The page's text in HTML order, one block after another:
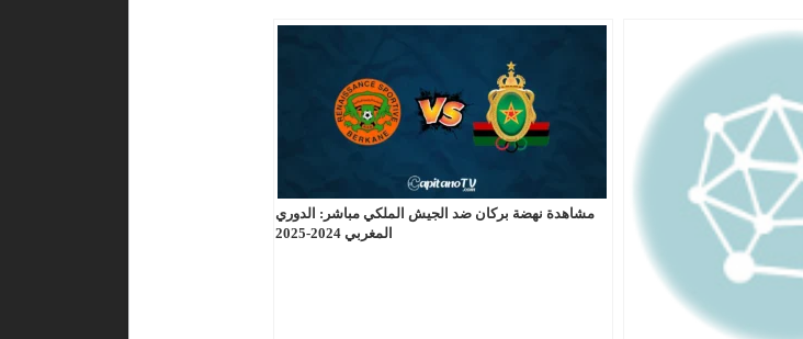
مشاهدة نهضة بركان ضد الجيش الملكي مباشر: الدوري
المغربي 2024-2025